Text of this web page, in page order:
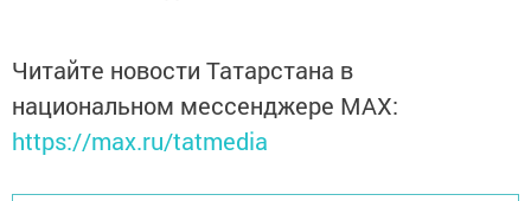
Читайте новости Татарстана в
национальном мессенджере MАХ:
https://max.ru/tatmedia